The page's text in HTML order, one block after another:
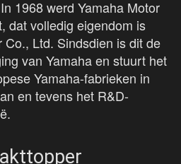
1968 werd Yamaha Motor
dat volledig eigendom is
Co., Ltd. Sindsdien is dit de
van Yamaha en stuurt het
Yamaha-fabrieken in
en tevens het R&D-